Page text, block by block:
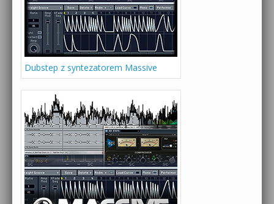
Dubstep z syntezatorem Massive